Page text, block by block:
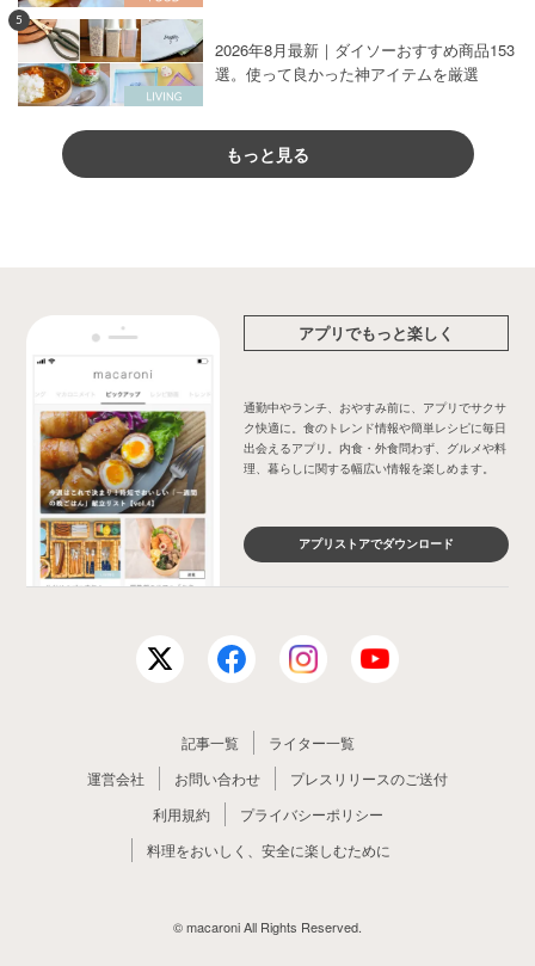
5
2026年8月最新｜ダイソーおすすめ商品153
選。使って良かった神アイテムを厳選
もっと見る
アプリでもっと楽しく
通勤中やランチ、おやすみ前に、アプリでサクサ
ク快適に。食のトレンド情報や簡単レシピに毎日
出会えるアプリ。内食・外食問わず、グルメや料
理、暮らしに関する幅広い情報を楽しめます。
アプリストアでダウンロード
記事一覧
ライター一覧
運営会社
お問い合わせ
プレスリリースのご送付
利用規約
プライバシーポリシー
料理をおいしく、安全に楽しむために
© macaroni All Rights Reserved.